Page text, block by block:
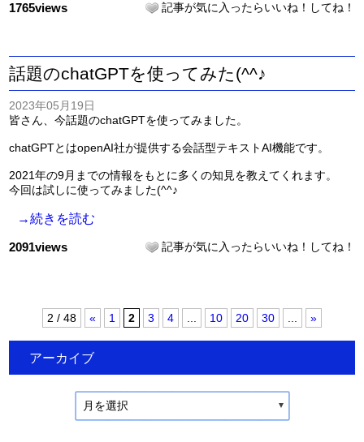
1765views 記事が気に入ったらいいね！してね！
話題のchatGPTを使ってみた(^^♪
2023年05月19日
皆さん、今話題のchatGPTを使ってみました。
chatGPTとはopenAI社が提供する会話型テキストAI機能です。
2021年の9月までの情報をもとに多くの知見を教えてくれます。
今回は試しに使ってみました(^^♪
→続きを読む
2091views 記事が気に入ったらいいね！してね！
2 / 48 « 1 2 3 4 10 20 30 »
アーカイブ
月を選択